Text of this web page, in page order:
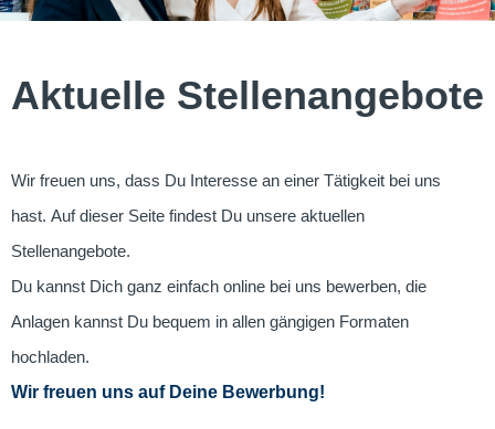
Aktuelle Stellenangebote
Wir freuen uns, dass Du Interesse an einer Tätigkeit bei uns
hast. Auf dieser Seite findest Du unsere aktuellen
Stellenangebote.
Du kannst Dich ganz einfach online bei uns bewerben, die
Anlagen kannst Du bequem in allen gängigen Formaten
hochladen.
Wir freuen uns auf Deine Bewerbung!